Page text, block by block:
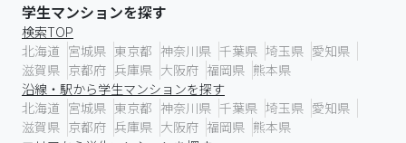
学生マンションを探す
検索TOP
北海道 宮城県 東京都 神奈川県 千葉県 埼玉県 愛知県
滋賀県 京都府 兵庫県 大阪府 福岡県 熊本県
沿線・駅から学生マンションを探す
北海道 宮城県 東京都 神奈川県 千葉県 埼玉県 愛知県
滋賀県 京都府 兵庫県 大阪府 福岡県 熊本県